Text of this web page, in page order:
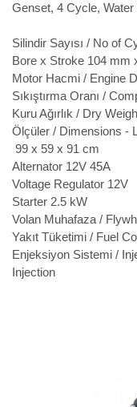
Genset, 4 Cycle,
Silindir Sayısı / No of
Bore x Stroke 104 mm
Motor Hacmi / Engine
Sıkıştırma Oranı /
Kuru Ağırlık / Dry
Ölçüler / Dimensions -
99 x 59 x 91 cm
Alternator 12V 45A
Voltage Regulator 12V
Starter 2.5 kW
Volan Muhafaza /
Yakıt Tüketimi / Fuel
Enjeksiyon Sistemi /
Injection